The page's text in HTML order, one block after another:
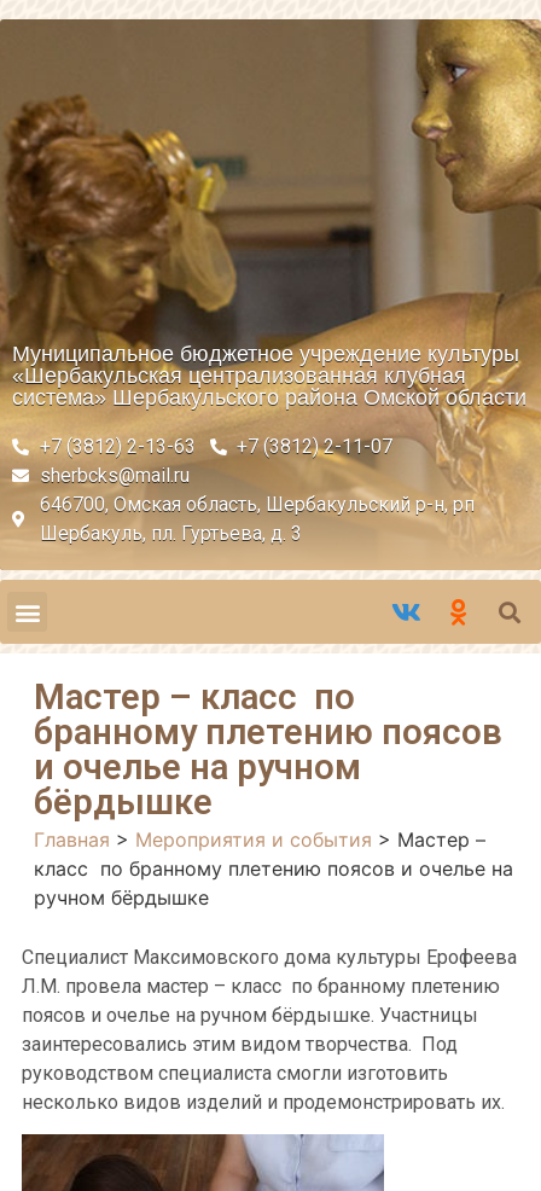
Муниципальное бюджетное учреждение культуры
«Шербакульская централизованная клубная
система» Шербакульского района Омской области
+7 (3812) 2-13-63
+7 (3812) 2-11-07
sherbcks@mail.ru
646700, Омская область, Шербакульский р-н, рп
Шербакуль, пл. Гуртьева, д. 3
Мастер – класс по
бранному плетению поясов
и очелье на ручном
бёрдышке
Главная > Мероприятия и события > Мастер –
класс по бранному плетению поясов и очелье на
ручном бёрдышке
Специалист Максимовского дома культуры Ерофеева
Л.М. провела мастер – класс по бранному плетению
поясов и очелье на ручном бёрдышке. Участницы
заинтересовались этим видом творчества. Под
руководством специалиста смогли изготовить
несколько видов изделий и продемонстрировать их.